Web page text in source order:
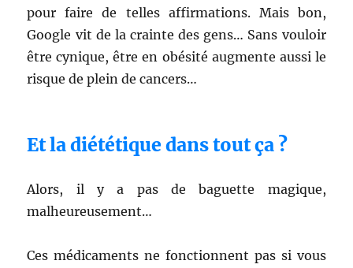
pour faire de telles affirmations. Mais bon,
Google vit de la crainte des gens… Sans vouloir
être cynique, être en obésité augmente aussi le
risque de plein de cancers…
Et la diététique dans tout ça ?
Alors, il y a pas de baguette magique,
malheureusement…
Ces médicaments ne fonctionnent pas si vous